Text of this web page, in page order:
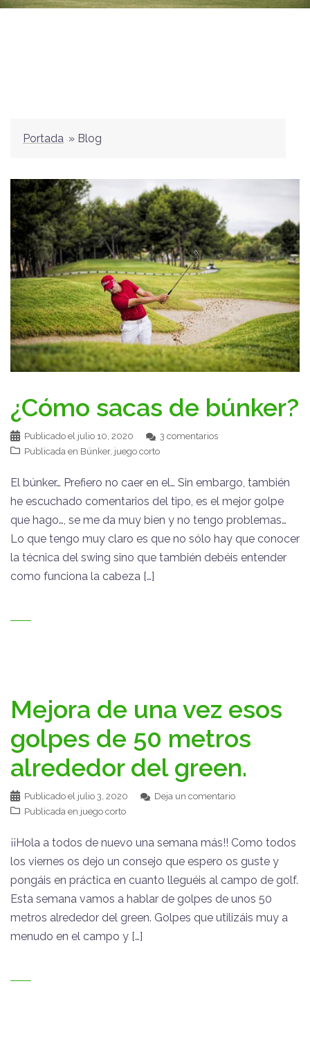
Portada » Blog
¿Cómo sacas de búnker?
Publicado el julio 10, 2020
3 comentarios
Publicada en Búnker, juego corto
El búnker… Prefiero no caer en el… Sin embargo, también
he escuchado comentarios del tipo, es el mejor golpe
que hago…, se me da muy bien y no tengo problemas…
Lo que tengo muy claro es que no sólo hay que conocer
la técnica del swing sino que también debéis entender
como funciona la cabeza […]
Mejora de una vez esos
golpes de 50 metros
alrededor del green.
Publicado el julio 3, 2020
Deja un comentario
Publicada en juego corto
¡¡Hola a todos de nuevo una semana más!! Como todos
los viernes os dejo un consejo que espero os guste y
pongáis en práctica en cuanto lleguéis al campo de golf.
Esta semana vamos a hablar de golpes de unos 50
metros alrededor del green. Golpes que utilizáis muy a
menudo en el campo y […]